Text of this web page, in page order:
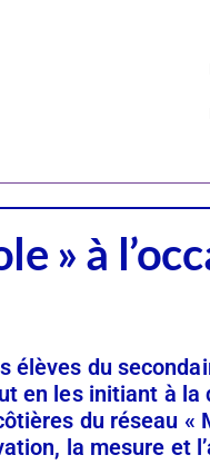
» à
élèves du
en les initiant à
du réseau «
la mesure et